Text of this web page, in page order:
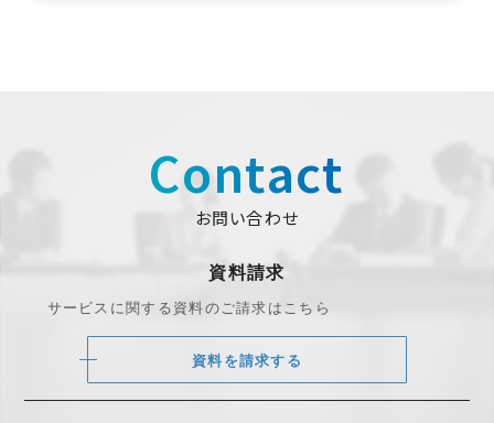
Contact
お問い合わせ
資料請求
サービスに関する資料のご請求はこちら
資料を請求する